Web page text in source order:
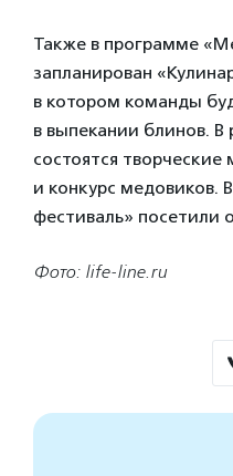
Также в программе
запланирован
в котором команды
в выпекании блинов. В
состоятся творческие
и конкурс медовиков.
фестиваль» посетили
Фото: life-line.ru